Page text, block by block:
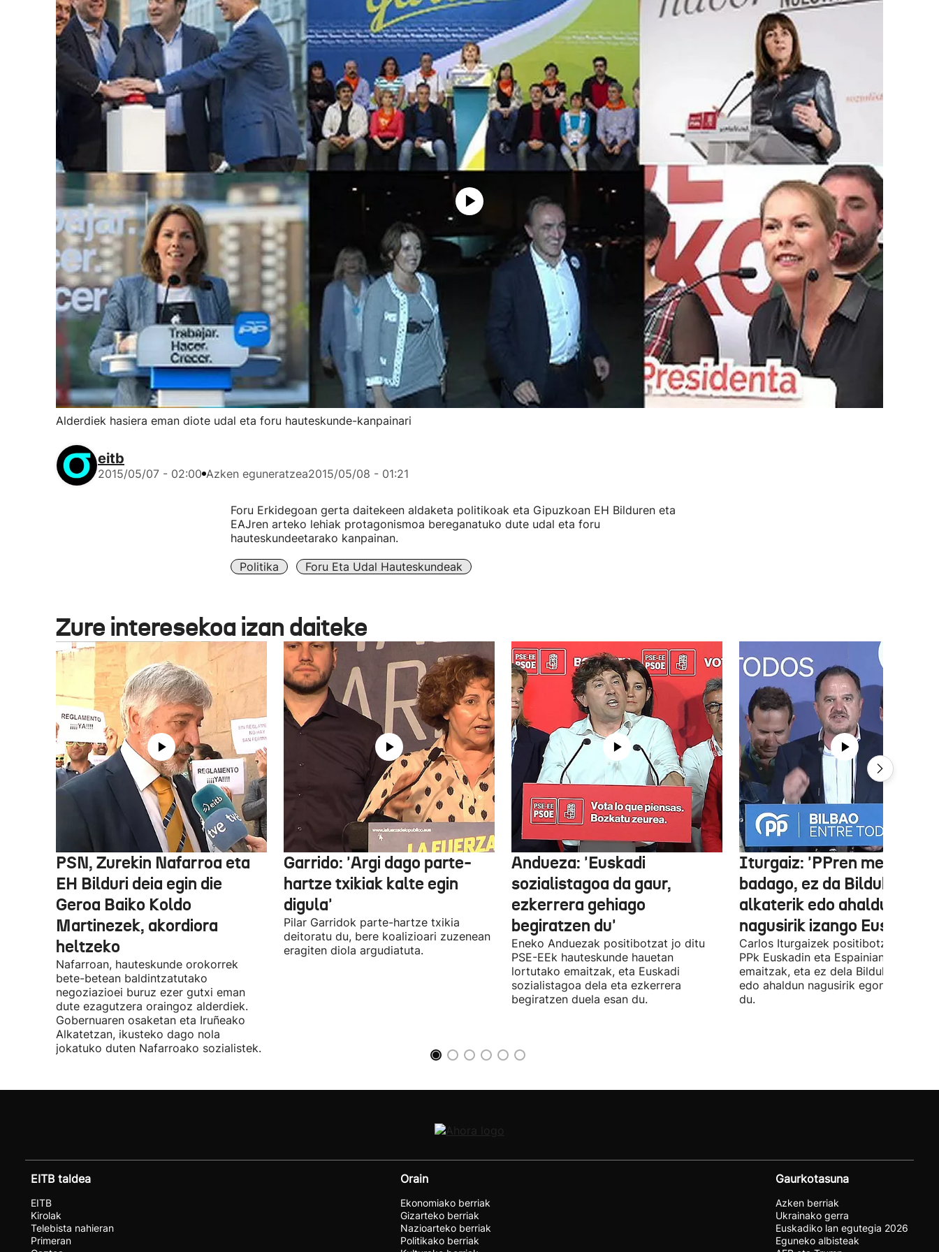
Alderdiek hasiera eman diote udal eta foru hauteskunde-kanpainari
eitb
2015/05/07 - 02:00 Azken eguneratzea2015/05/08 - 01:21
Foru Erkidegoan gerta daitekeen aldaketa politikoak eta Gipuzkoan EH Bilduren eta
EAJren arteko lehiak protagonismoa bereganatuko dute udal eta foru
hauteskundeetarako kanpainan.
Politika Foru Eta Udal Hauteskundeak
Zure interesekoa izan daiteke
PSN, Zurekin Nafarroa eta
EH Bilduri deia egin die
Geroa Baiko Koldo
Martinezek, akordiora
heltzeko
Nafarroan, hauteskunde orokorrek
bete-betean baldintzatutako
negoziazioei buruz ezer gutxi eman
dute ezagutzera oraingoz alderdiek.
Gobernuaren osaketan eta Iruñeako
Alkatetzan, ikusteko dago nola
jokatuko duten Nafarroako sozialistek.
Garrido: 'Argi dago parte-
hartze txikiak kalte egin
digula'
Pilar Garridok parte-hartze txikia
deitoratu du, bere koalizioari zuzenean
eragiten diola argudiatuta.
Andueza: 'Euskadi
sozialistagoa da gaur,
ezkerrera gehiago
begiratzen du'
Eneko Anduezak positibotzat jo ditu
PSE-EEk hauteskunde hauetan
lortutako emaitzak, eta Euskadi
sozialistagoa dela eta ezkerrera
begiratzen duela esan du.
Iturgaiz: 'PPren menpe
badago, ez da Bilduko
alkaterik edo ahaldun
nagusirik izango Euskadin'
Carlos Iturgaizek positibotzat jo ditu
PPk Euskadin eta Espainian lortutako
emaitzak, eta ez dela Bilduko
edo ahaldun nagusirik egongo
du.
EITB taldea
EITB
Kirolak
Telebista nahieran
Primeran
Orain
Ekonomiako berriak
Gizarteko berriak
Nazioarteko berriak
Politikako berriak
Gaurkotasuna
Azken berriak
Ukrainako gerra
Euskadiko lan egutegia 2026
Eguneko albisteak